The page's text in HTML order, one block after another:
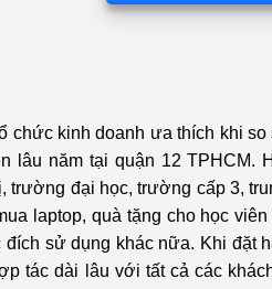
chức kinh doanh ưa thích khi
lâu năm tại quận 12 TPHCM.
trường đại học, trường cấp 3,
laptop, quà tặng cho học
sử dụng khác nữa. Khi đặt
tác dài lâu với tất cả các